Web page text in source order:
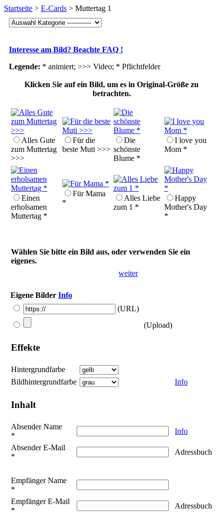
Startseite > E-Cards > Muttertag 1
Interesse am Bild? Beachte FAQ !
Legende: * animiert; >>> Video; * Pflichtfelder
Klicken Sie auf ein Bild, um es in Original-Größe zu
betrachten.
Alles Gute
zum Muttertag
>>>
Für die
beste Muti >>>
Die
schönste
Blume *
I love you
Mom *
Einen
erholsamen
Muttertag *
Für Mama
*
Alles Liebe
zum 1 *
Happy
Mother's Day
*
Wählen Sie bitte ein Bild aus, oder verwenden Sie ein
eigenes.
weiter
Eigene Bilder Info
(URL)
(Upload)
Effekte
Hintergrundfarbe
Bildhintergrundfarbe
Info
Inhalt
Absender Name
*
Info
Absender E-Mail
*
Adressbuch
Empfänger Name
*
Empfänger E-Mail
*
Adressbuch